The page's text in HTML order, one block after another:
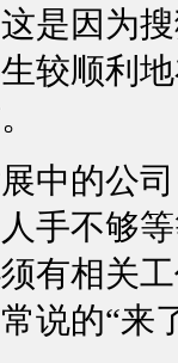
是因为
较顺利
的公司
手不够
有相关
说的“来